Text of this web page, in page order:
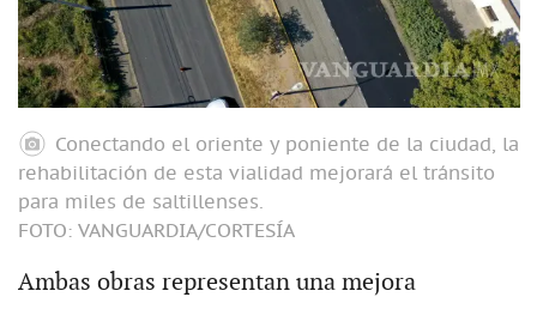
Conectando el oriente y poniente de la ciudad, la
rehabilitación de esta vialidad mejorará el tránsito
para miles de saltillenses.
FOTO: VANGUARDIA/CORTESÍA
Ambas obras representan una mejora